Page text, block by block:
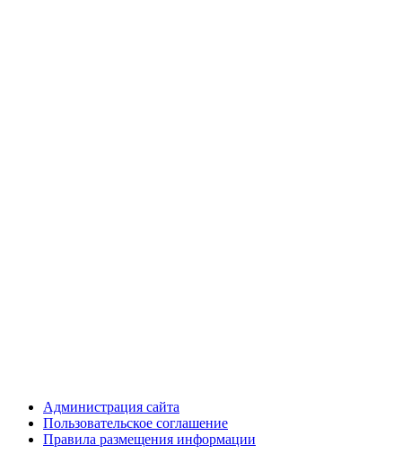
Администрация сайта
Пользовательское соглашение
Правила размещения информации